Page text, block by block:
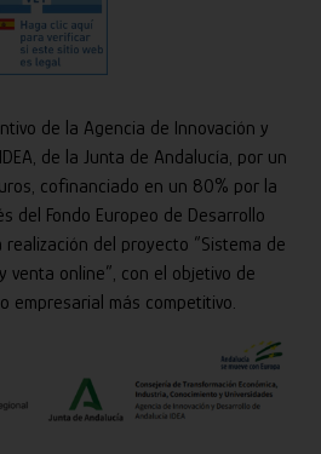
de la Agencia de Innovación y
de la Junta de Andalucía, por un
cofinanciado en un 80% por la
del Fondo Europeo de Desarrollo
realización del proyecto “Sistema de
venta online”, con el objetivo de
empresarial más competitivo.